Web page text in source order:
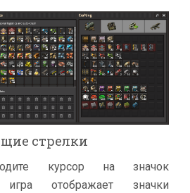
стрелки
курсор на значок
игра отображает значки